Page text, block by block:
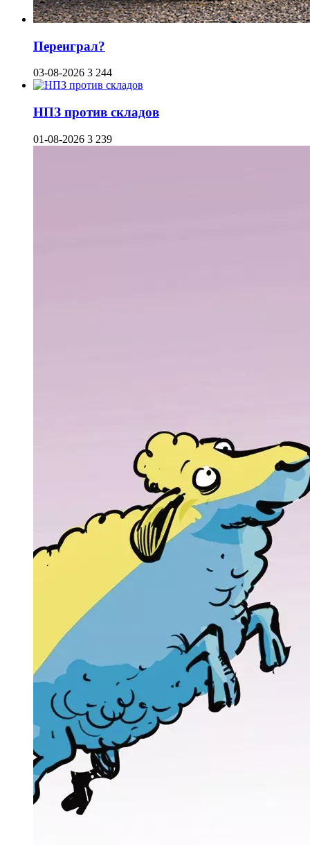
Переиграл?
03-08-2026 3 244
НПЗ против складов
01-08-2026 3 239